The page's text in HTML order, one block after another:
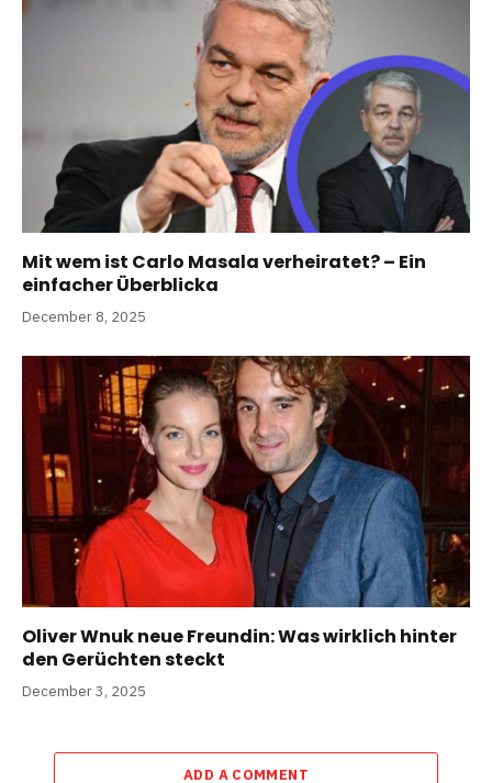
Mit wem ist Carlo Masala verheiratet? – Ein
einfacher Überblicka
December 8, 2025
Oliver Wnuk neue Freundin: Was wirklich hinter
den Gerüchten steckt
December 3, 2025
ADD A COMMENT